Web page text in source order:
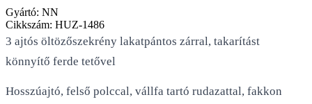
Gyártó: NN
Cikkszám: HUZ-1486
3 ajtós öltözőszekrény lakatpántos zárral, takarítást
könnyítő ferde tetővel
Hosszúajtó, felső polccal, vállfa tartó rudazattal, fakkon